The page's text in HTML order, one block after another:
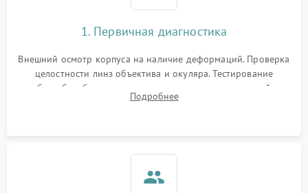
1. Первичная диагностика
Внешний осмотр корпуса на наличие деформаций. Проверка
целостности линз объектива и окуляра. Тестирование
работы барабанчиков ввода поправок, кольца отстройки
параллакса и зума. Выявление сколов, внутренних
Подробнее